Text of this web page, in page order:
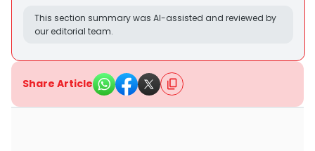
This section summary was AI-assisted and reviewed by
our editorial team.
Share Article